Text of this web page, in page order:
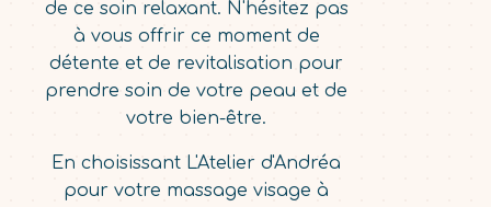
de ce soin relaxant. N'hésitez pas
à vous offrir ce moment de
détente et de revitalisation pour
prendre soin de votre peau et de
votre bien-être.
En choisissant L'Atelier d'Andréa
pour votre massage visage à